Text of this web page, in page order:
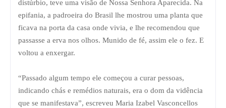
distúrbio, teve uma visão de Nossa Senhora Aparecida. Na
epifania, a padroeira do Brasil lhe mostrou uma planta que
ficava na porta da casa onde vivia, e lhe recomendou que
passasse a erva nos olhos. Munido de fé, assim ele o fez. E
voltou a enxergar.
“Passado algum tempo ele começou a curar pessoas,
indicando chás e remédios naturais, era o dom da vidência
que se manifestava”, escreveu Maria Izabel Vasconcellos